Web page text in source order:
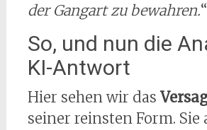
der Gangart zu bewahren.“
So, und nun die
KI-Antwort
Hier sehen wir das
seiner reinsten Form.